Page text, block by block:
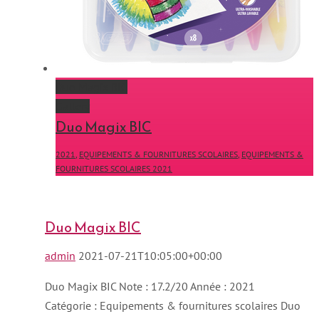
Duo Magix BIC
2021 EQUIPEMENTS & FOURNITURES SCOLAIRES EQUIPEMENTS &
FOURNITURES SCOLAIRES 2021
Duo Magix BIC
admin 2021-07-21T10:05:00+00:00
Duo Magix BIC Note : 17.2/20 Année : 2021
Catégorie : Equipements & fournitures scolaires Duo